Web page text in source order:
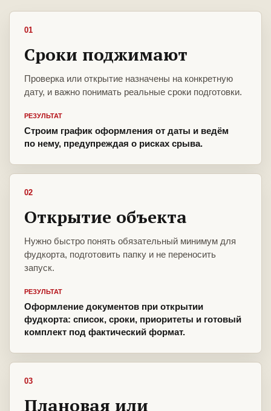
01
Сроки поджимают
Проверка или открытие назначены на конкретную
дату, и важно понимать реальные сроки подготовки.
РЕЗУЛЬТАТ
Строим график оформления от даты и ведём
по нему, предупреждая о рисках срыва.
02
Открытие объекта
Нужно быстро понять обязательный минимум для
фудкорта, подготовить папку и не переносить
запуск.
РЕЗУЛЬТАТ
Оформление документов при открытии
фудкорта: список, сроки, приоритеты и готовый
комплект под фактический формат.
03
Плановая или